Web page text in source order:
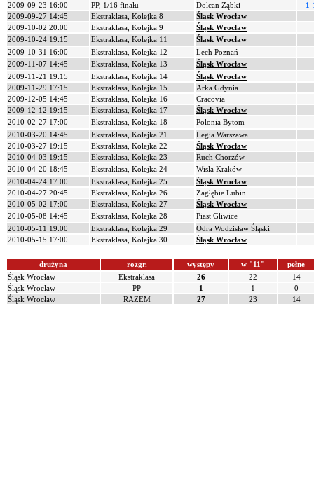
2009-09-23 16:00
PP, 1/16 finału Dolcan Ząbki
2009-09-27 14:45
Ekstraklasa, Kolejka 8
Śląsk Wrocław
2009-10-02 20:00
Ekstraklasa, Kolejka 9
Śląsk Wrocław
2009-10-24 19:15
Ekstraklasa, Kolejka 11
Śląsk Wrocław
2009-10-31 16:00
Ekstraklasa, Kolejka 12
Lech Poznań
2009-11-07 14:45
Ekstraklasa, Kolejka 13
Śląsk Wrocław
2009-11-21 19:15
Ekstraklasa, Kolejka 14
Śląsk Wrocław
2009-11-29 17:15
Ekstraklasa, Kolejka 15
Arka Gdynia
2009-12-05 14:45
Ekstraklasa, Kolejka 16
Cracovia
2009-12-12 19:15
Ekstraklasa, Kolejka 17
Śląsk Wrocław
2010-02-27 17:00
Ekstraklasa, Kolejka 18
Polonia Bytom
2010-03-20 14:45
Ekstraklasa, Kolejka 21
Legia Warszawa
2010-03-27 19:15
Ekstraklasa, Kolejka 22
Śląsk Wrocław
2010-04-03 19:15
Ekstraklasa, Kolejka 23
Ruch Chorzów
2010-04-20 18:45
Ekstraklasa, Kolejka 24
Wisła Kraków
2010-04-24 17:00
Ekstraklasa, Kolejka 25
Śląsk Wrocław
2010-04-27 20:45
Ekstraklasa, Kolejka 26
Zagłębie Lubin
2010-05-02 17:00
Ekstraklasa, Kolejka 27
Śląsk Wrocław
2010-05-08 14:45
Ekstraklasa, Kolejka 28
Piast Gliwice
2010-05-11 19:00
Ekstraklasa, Kolejka 29
Odra Wodzisław Śląski
2010-05-15 17:00
Ekstraklasa, Kolejka 30 Śląsk Wrocław
drużyna rozgr. występy w "11"
pełne
Śląsk Wrocław
Ekstraklasa 26 22
14
Śląsk Wrocław
PP 1 1
0
Śląsk Wrocław
RAZEM 27 23 14